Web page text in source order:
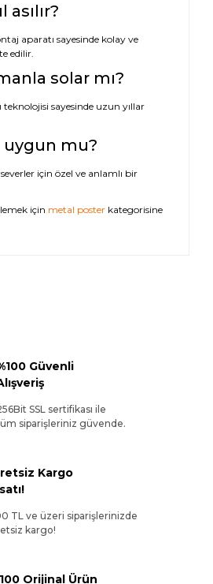
asılır?
aparatı sayesinde kolay ve
edilir.
solar mı?
teknolojisi sayesinde uzun yıllar
uygun mu?
için özel ve anlamlı bir
için metal poster kategorisine
Güvenli
SSL sertifikası ile
siparişleriniz güvende.
Kargo
TL ve üzeri siparişlerinizde
kargo!
Orijinal Ürün